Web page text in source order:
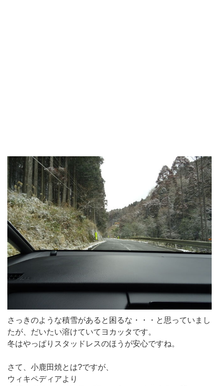
さっきのような積雪があると困るな・・・と思っていまし
たが、だいたい溶けていてヨカッタです。
冬はやっぱりスタッドレスのほうが安心ですね。
さて、小鹿田焼とは?ですが、
ウィキペディアより